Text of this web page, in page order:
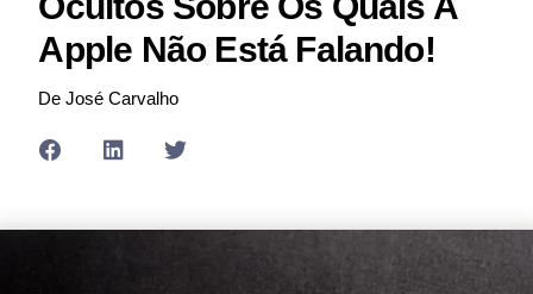
Apple Não Está Falando!
De José Carvalho